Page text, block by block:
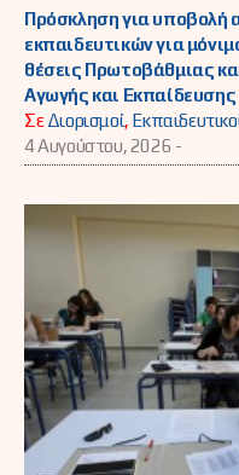
Πρόσκληση για
εκπαιδευτικών για
θέσεις Πρωτοβάθμιας
Αγωγής και Εκπαίδευσης
ΣεΔιορισμοί,
4 Αυγούστου, 2026 -